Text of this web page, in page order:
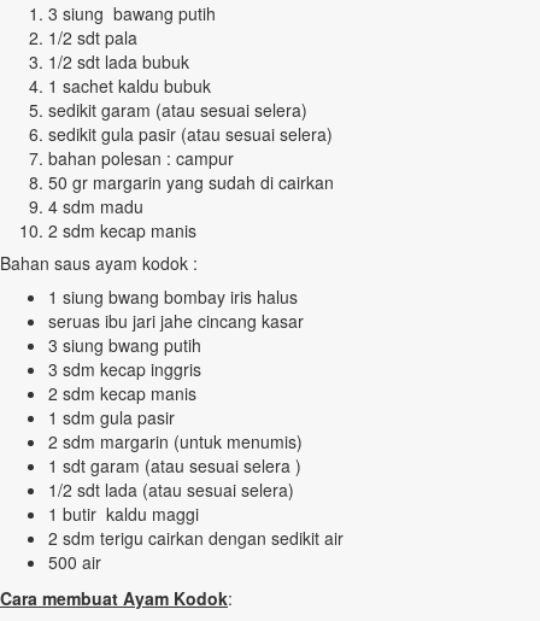
3 siung bawang putih
1/2 sdt pala
1/2 sdt lada bubuk
1 sachet kaldu bubuk
sedikit garam (atau sesuai selera)
sedikit gula pasir (atau sesuai selera)
bahan polesan : campur
50 gr margarin yang sudah di cairkan
4 sdm madu
2 sdm kecap manis
Bahan saus ayam kodok :
1 siung bwang bombay iris halus
seruas ibu jari jahe cincang kasar
3 siung bwang putih
3 sdm kecap inggris
2 sdm kecap manis
1 sdm gula pasir
2 sdm margarin (untuk menumis)
1 sdt garam (atau sesuai selera )
1/2 sdt lada (atau sesuai selera)
1 butir kaldu maggi
2 sdm terigu cairkan dengan sedikit air
500 air
Cara membuat Ayam Kodok: